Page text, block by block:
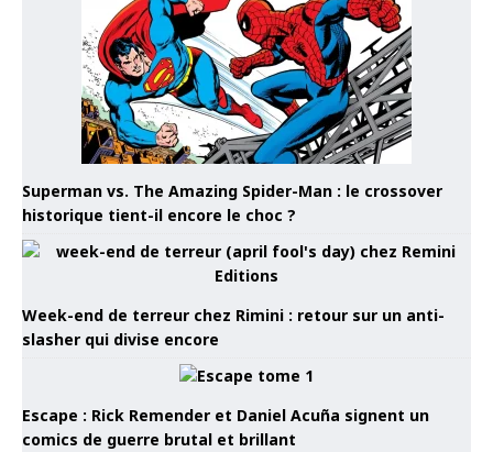
Superman vs. The Amazing Spider-Man : le crossover
historique tient-il encore le choc ?
Week-end de terreur chez Rimini : retour sur un anti-
slasher qui divise encore
Escape : Rick Remender et Daniel Acuña signent un
comics de guerre brutal et brillant